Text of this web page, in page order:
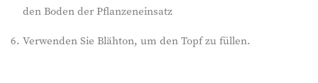
den Boden der Pflanzeneinsatz
Verwenden Sie Blähton, um den Topf zu füllen.